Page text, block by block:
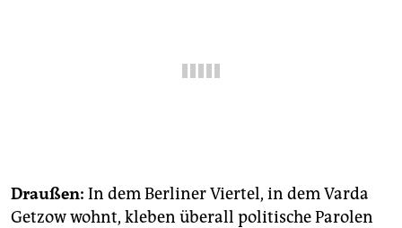
Draußen: In dem Berliner Viertel, in dem Varda
Getzow wohnt, kleben überall politische Parolen